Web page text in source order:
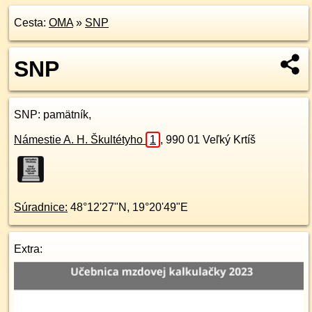
Cesta: OMA» SNP
SNP
SNP: pamätník,
Námestie A. H. Škultétyho 1 , 990 01 Veľký Krtíš
Súradnice: 48°12'27"N , 19°20'49"E
Extra: